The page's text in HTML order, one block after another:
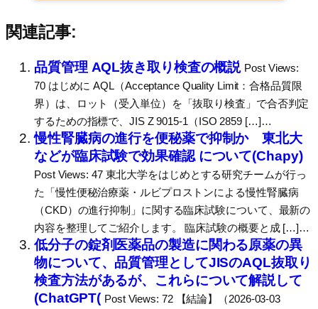
関連記事:
品質管理 AQL抜き取り検査の概説 Post Views:
70 はじめに AQL（Acceptance Quality Limit：合格品質限
界）は、ロット（受入単位）を「抜取り検査」で合否判定
するための指標で、JIS Z 9015-1（ISO 2859 […]…
慢性腎臓病の進行を便秘薬で抑制か 東北大
などが臨床試験で効果確認 について(Chapy)
Post Views: 47 東北大学をはじめとする研究チームが行っ
た「慢性便秘治療薬・ルビプロストンによる慢性腎臓病
（CKD）の進行抑制」に関する臨床試験について、最新の
内容を整理してご紹介します。 臨床試験の概要と成 […]…
低分子の錠剤医薬品の製造に関わる原薬の異
物について、品質管理としてJISのAQL抜取り
検査方法があるが、これらについて解説して
(ChatGPT( Post Views: 72 【結論】（2026-03-03